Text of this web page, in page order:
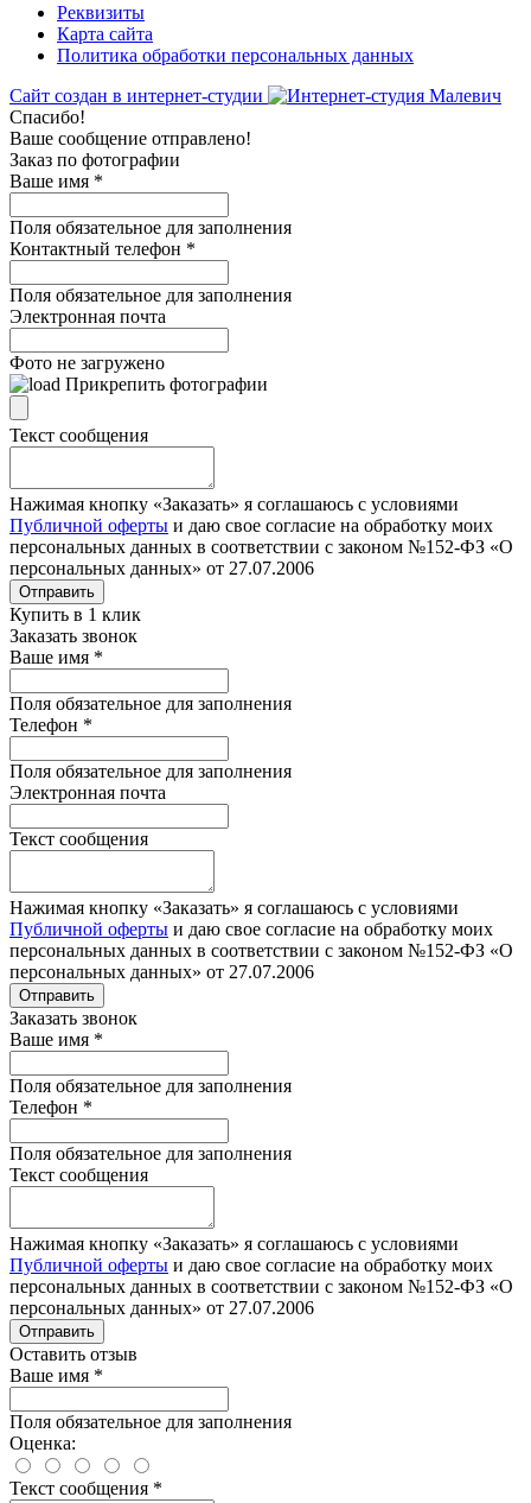
Реквизиты
Карта сайта
Политика обработки персональных данных
Сайт создан в интернет-студии
Спасибо!
Ваше сообщение отправлено!
Заказ по фотографии
Ваше имя *
Поля обязательное для заполнения
Контактный телефон *
Поля обязательное для заполнения
Электронная почта
Фото не загружено
Прикрепить фотографии
Текст сообщения
Нажимая кнопку «Заказать» я соглашаюсь с условиями
Публичной оферты и даю свое согласие на обработку моих
персональных данных в соответствии с законом №152-ФЗ «О
персональных данных» от 27.07.2006
Отправить
Купить в 1 клик
Заказать звонок
Ваше имя *
Поля обязательное для заполнения
Телефон *
Поля обязательное для заполнения
Электронная почта
Текст сообщения
Нажимая кнопку «Заказать» я соглашаюсь с условиями
Публичной оферты и даю свое согласие на обработку моих
персональных данных в соответствии с законом №152-ФЗ «О
персональных данных» от 27.07.2006
Отправить
Заказать звонок
Ваше имя *
Поля обязательное для заполнения
Телефон *
Поля обязательное для заполнения
Текст сообщения
Нажимая кнопку «Заказать» я соглашаюсь с условиями
Публичной оферты и даю свое согласие на обработку моих
персональных данных в соответствии с законом №152-ФЗ «О
персональных данных» от 27.07.2006
Отправить
Оставить отзыв
Ваше имя *
Поля обязательное для заполнения
Оценка:
Текст сообщения *